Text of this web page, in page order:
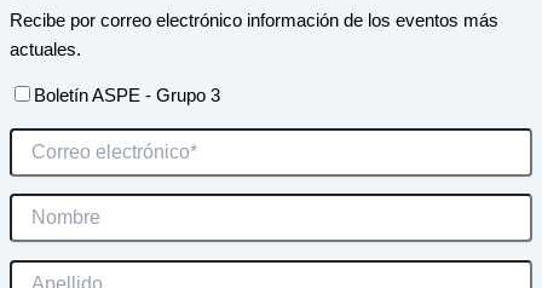
Recibe por correo electrónico información de los eventos más
actuales.
Boletín ASPE - Grupo 3